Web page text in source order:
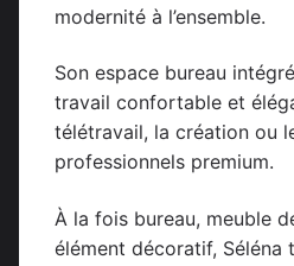
modernité à l’ensemble.
Son espace bureau
travail confortable et
télétravail, la création ou
professionnels premium.
À la fois bureau, meuble
élément décoratif, Séléna